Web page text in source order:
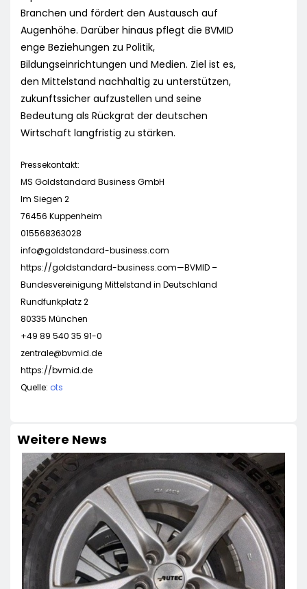
Branchen und fördert den Austausch auf
Augenhöhe. Darüber hinaus pflegt die BVMID
enge Beziehungen zu Politik,
Bildungseinrichtungen und Medien. Ziel ist es,
den Mittelstand nachhaltig zu unterstützen,
zukunftssicher aufzustellen und seine
Bedeutung als Rückgrat der deutschen
Wirtschaft langfristig zu stärken.
Pressekontakt:
MS Goldstandard Business GmbH
Im Siegen 2
76456 Kuppenheim
015568363028
info@goldstandard-business.com
https://goldstandard-business.com—BVMID –
Bundesvereinigung Mittelstand in Deutschland
Rundfunkplatz 2
80335 München
+49 89 540 35 91-0
zentrale@bvmid.de
https://bvmid.de
Quelle: ots
Weitere News